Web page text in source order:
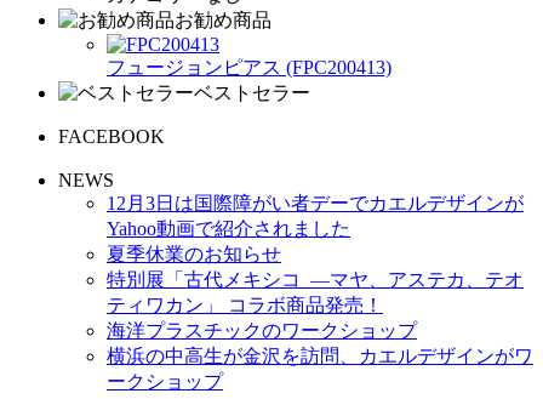
お勧め商品
フュージョンピアス (FPC200413)
ベストセラー
FACEBOOK
NEWS
12月3日は国際障がい者デーでカエルデザインが
Yahoo動画で紹介されました
夏季休業のお知らせ
特別展「古代メキシコ ―マヤ、アステカ、テオ
ティワカン」 コラボ商品発売！
海洋プラスチックのワークショップ
横浜の中高生が金沢を訪問、カエルデザインがワ
ークショップ